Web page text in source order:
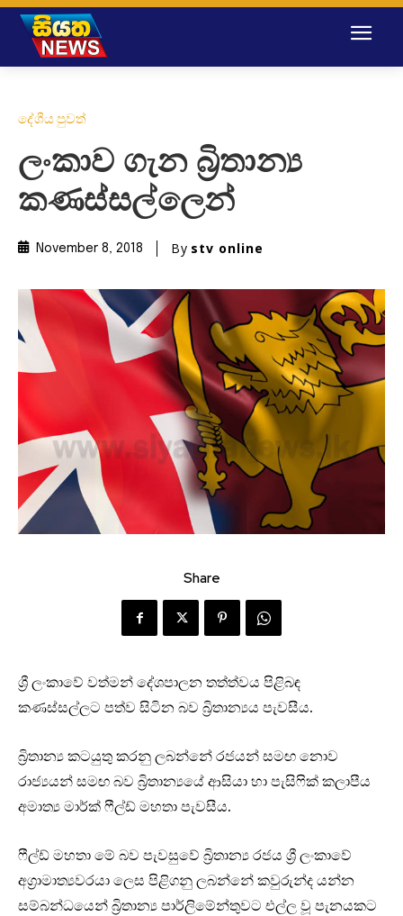
දේශීය පුවත්
ලංකාව ගැන බ්‍රිතාන්‍ය
කණස්සල්ලෙන්
November 8, 2018 By stv online
Share
ශ්‍රී ලංකාවේ වත්මන් දේශපාලන තත්ත්වය පිළිබඳ
කණස්සල්ලට පත්ව සිටින බව බ්‍රිතාන්‍යය පැවසීය.
බ්‍රිතාන්‍ය කටයුතු කරනු ලබන්නේ රජයන් සමඟ නොව
රාජ්‍යයන් සමඟ බව බ්‍රිතාන්‍යයේ ආසියා හා පැසිෆික් කලාපීය
අමාත්‍ය මාර්ක් ෆීල්ඩ් මහතා පැවසීය.
ෆීල්ඩ් මහතා මේ බව පැවසුවේ බ්‍රිතාන්‍ය රජය ශ්‍රී ලංකාවේ
අග්‍රාමාත්‍යවරයා ලෙස පිළිගනු ලබන්නේ කවුරුන්ද යන්න
සම්බන්ධයෙන් බ්‍රිතාන්‍ය පාර්ලිමේන්තුවට එල්ල වූ පැනයකට